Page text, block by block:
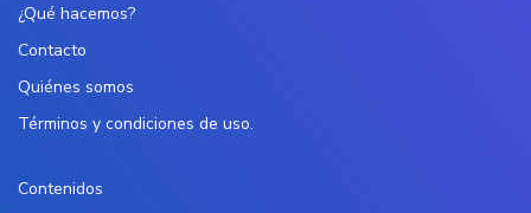
¿Qué hacemos?
Contacto
Quiénes somos
Términos y condiciones de uso.
Contenidos